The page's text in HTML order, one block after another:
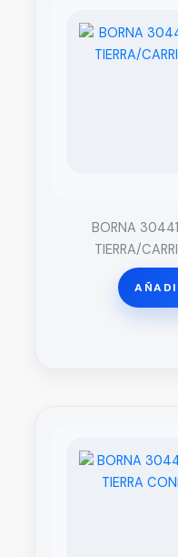
BORNA
TIERRA/